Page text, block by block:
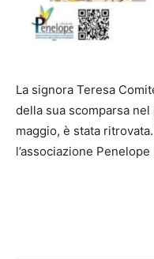
La signora Teresa
della sua scomparsa
maggio, è stata
l’associazione